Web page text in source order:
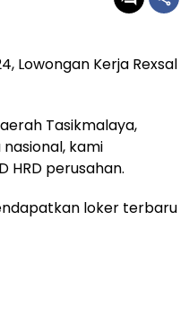
Lowongan Kerja Rexsal
Tasikmalaya,
kami
HRD perusahan.
loker terbaru